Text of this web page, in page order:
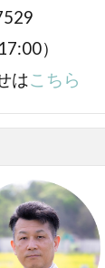
）
はこちら